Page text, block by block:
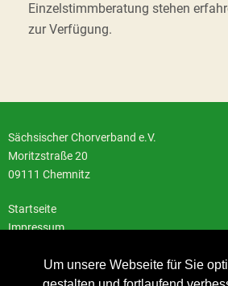
Um unsere Webseite für Sie
Einzelstimmberatung stehen
zur Verfügung.
Sächsischer Chorverband e.V.
Moritzstraße 20
09111 Chemnitz
Startseite
Impressum
Kontakt